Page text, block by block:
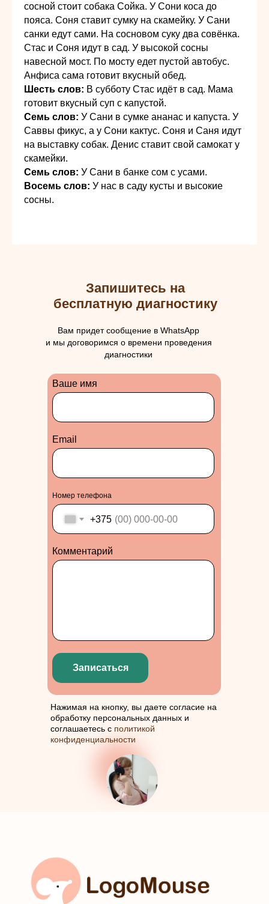
сосной стоит собака Сойка. У Сони коса до
пояса. Соня ставит сум­ку на скамейку. У Сани
санки едут сами. На сосновом суку два совёнка.
Стас и Соня идут в сад. У высокой со­сны
навесной мост. По мосту едет пустой автобус.
Ан­фиса сама готовит вкусный обед.
Шесть слов: В субботу Стас идёт в сад. Мама
готовит вкус­ный суп с капустой.
Семь слов: У Сани в сумке ананас и капуста. У
Саввы фи­кус, а у Сони кактус. Соня и Саня идут
на выставку со­бак. Денис ставит свой самокат у
скамейки.
Семь слов: У Сани в банке сом с усами.
Восемь слов: У нас в саду кусты и высокие
сосны.
Запишитесь на
бесплатную диагностику
Вам придет сообщение в WhatsApp
и мы договоримся о времени проведения
диагностики
Ваше имя
Еmail
Номер телефона
+375
Комментарий
Записаться
Нажимая на кнопку, вы даете согласие на
обработку персональных данных и
соглашаетесь с политикой
конфиденциальности